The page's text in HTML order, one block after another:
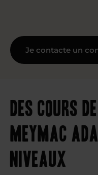
Je contacte un
Des cours
Meymac
niveaux